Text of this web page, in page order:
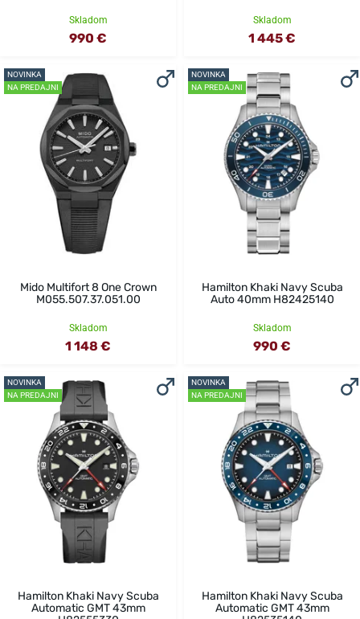
Skladom
990 €
Skladom
1 445 €
NOVINKA
NA PREDAJNI
Mido Multifort 8 One Crown
M055.507.37.051.00
Skladom
1 148 €
NOVINKA
NA PREDAJNI
Hamilton Khaki Navy Scuba
Auto 40mm H82425140
Skladom
990 €
NOVINKA
NA PREDAJNI
Hamilton Khaki Navy Scuba
Automatic GMT 43mm
NOVINKA
NA PREDAJNI
Hamilton Khaki Navy Scuba
Automatic GMT 43mm